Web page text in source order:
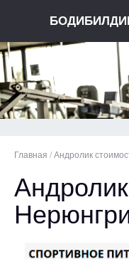
Главная / Андролик